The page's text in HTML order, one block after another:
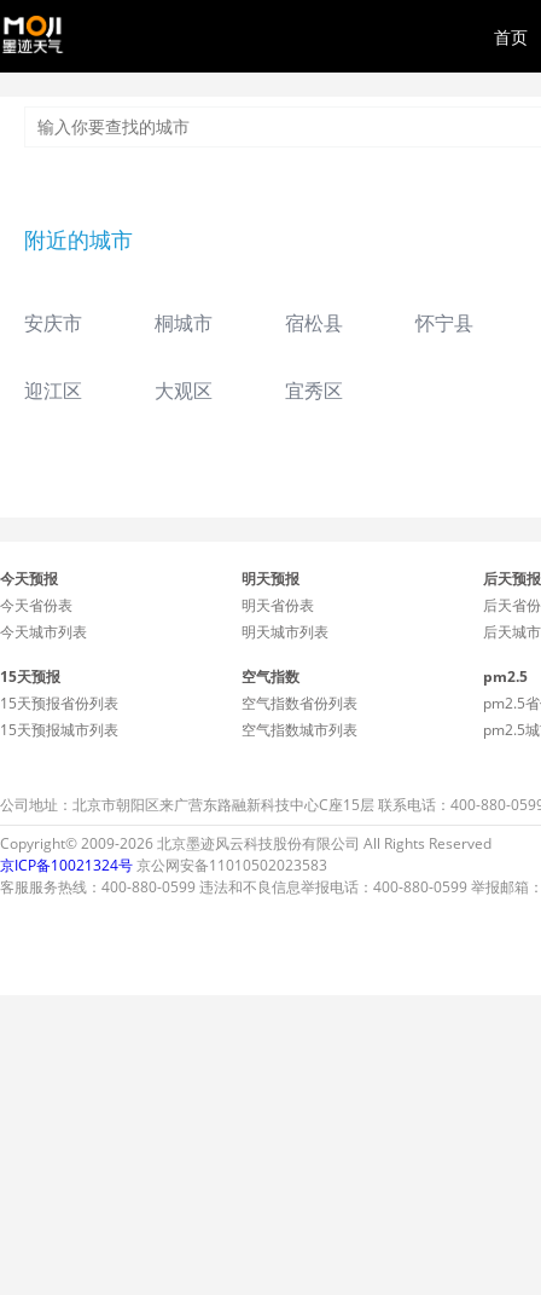
首页
附近的城市
安庆市 桐城市 宿松县 怀宁县
迎江区 大观区 宜秀区
今天预报
今天省份表
今天城市列表
明天预报
明天省份表
明天城市列表
后天预报
后天省
后天城
15天预报
15天预报省份列表
15天预报城市列表
空气指数
空气指数省份列表
空气指数城市列表
pm2.5
pm2.5
pm2.5
公司地址：北京市朝阳区来广营东路融新科技中心C座15层 联系电话：400-880-
Copyright© 2009-2026 北京墨迹风云科技股份有限公司 All Rights Reserved
京ICP备10021324号京公网安备11010502023583
客服服务热线：400-880-0599 违法和不良信息举报电话：400-880-0599 举报邮箱